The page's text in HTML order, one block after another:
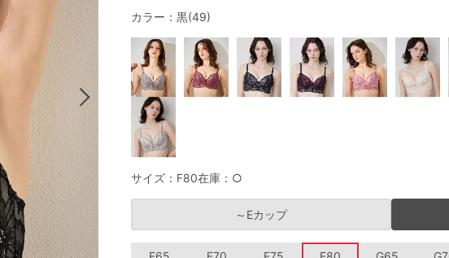
お気に入り
新着アイテム
高評価レビューアイテム
WEB限定アイテム
カラー：黒(49)
サイズ：F80在庫：○
～Eカップ